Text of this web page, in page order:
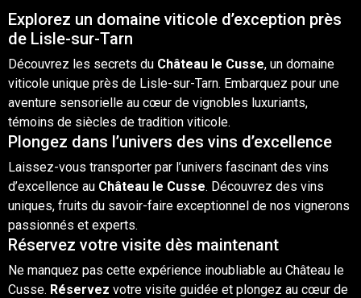
Explorez un domaine viticole d’exception près
de Lisle-sur-Tarn
Découvrez les secrets du Château le Cusse, un domaine
viticole unique près de Lisle-sur-Tarn. Embarquez pour une
aventure sensorielle au cœur de vignobles luxuriants,
témoins de siècles de tradition viticole.
Plongez dans l’univers des vins d’excellence
Laissez-vous transporter par l’univers fascinant des vins
d’excellence au Château le Cusse. Découvrez des vins
uniques, fruits du savoir-faire exceptionnel de nos vignerons
passionnés et experts.
Réservez votre visite dès maintenant
Ne manquez pas cette expérience inoubliable au Château le
Cusse. Réservez votre visite guidée et plongez au cœur de